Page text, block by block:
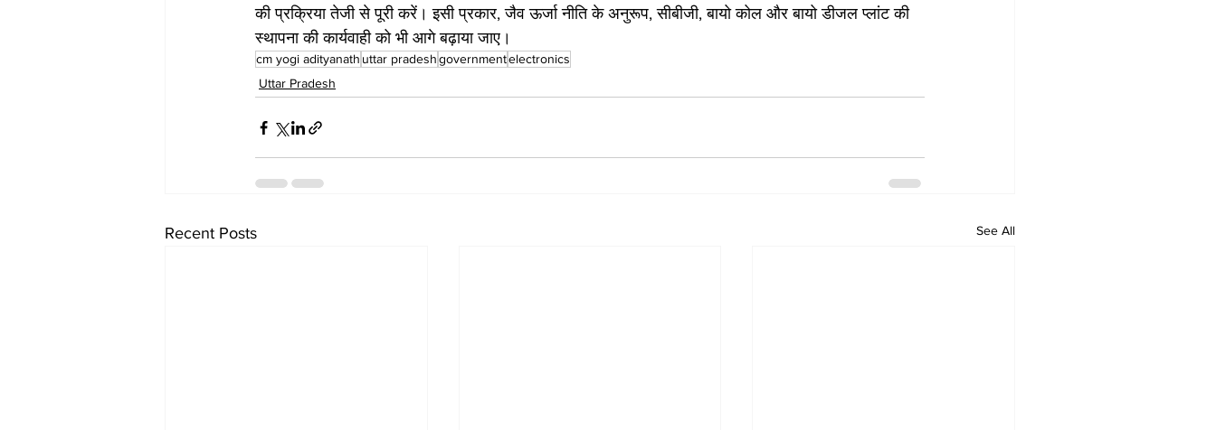
की प्रक्रिया तेजी से पूरी करें। इसी प्रकार, जैव ऊर्जा नीति के अनुरूप, सीबीजी, बायो कोल और बायो डीजल प्लांट की
स्थापना की कार्यवाही को भी आगे बढ़ाया जाए।
cm yogi adityanath uttar pradeshgovernmentelectronics
Uttar Pradesh
Recent Posts See All